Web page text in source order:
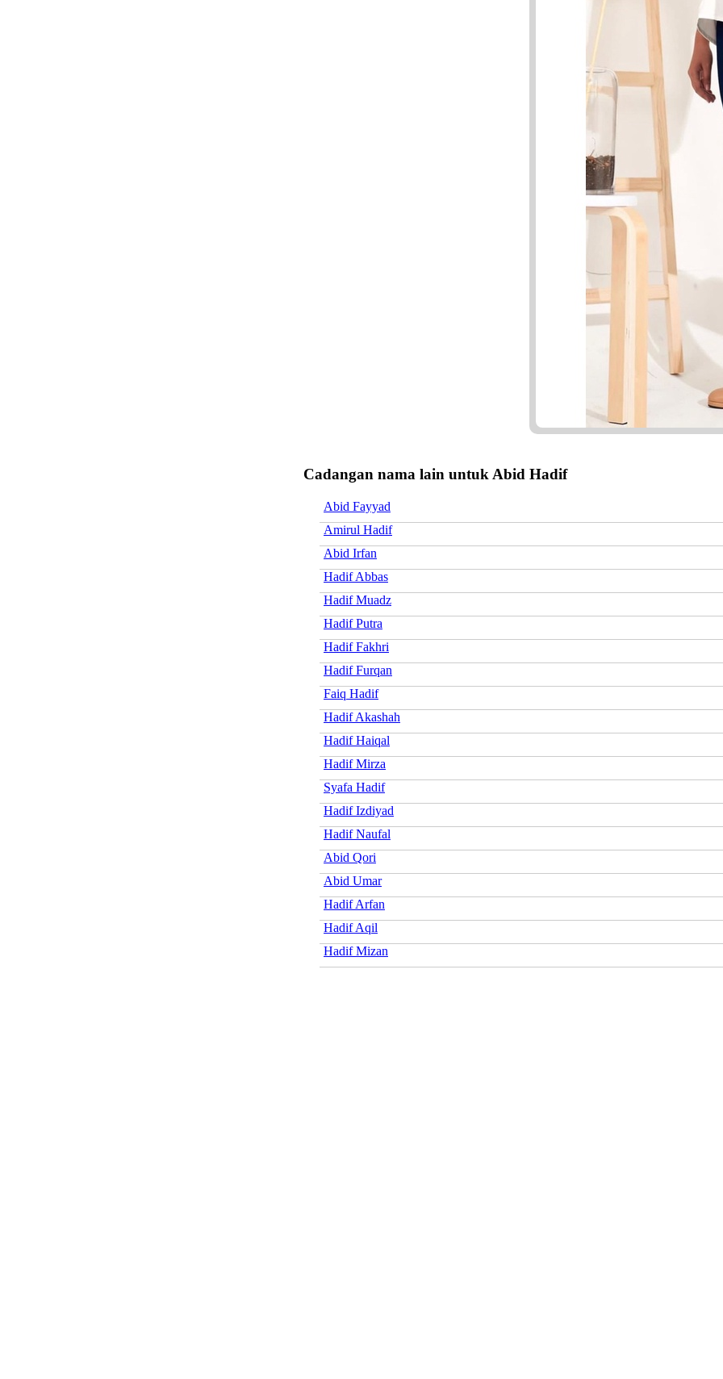
Cadangan nama lain untuk Abid Hadif
Abid Fayyad
Amirul Hadif
Abid Irfan
Hadif Abbas
Hadif Muadz
Hadif Putra
Hadif Fakhri
Hadif Furqan
Faiq Hadif
Hadif Akashah
Hadif Haiqal
Hadif Mirza
Syafa Hadif
Hadif Izdiyad
Hadif Naufal
Abid Qori
Abid Umar
Hadif Arfan
Hadif Aqil
Hadif Mizan